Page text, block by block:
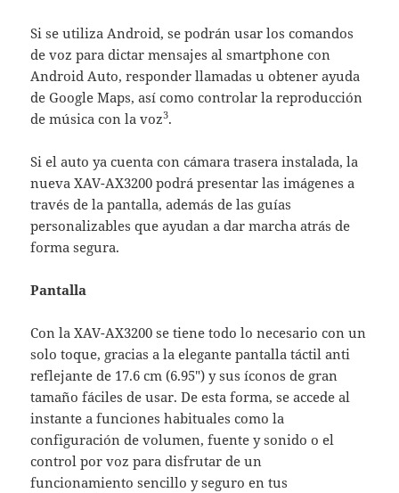
Si se utiliza Android, se podrán usar los comandos
de voz para dictar mensajes al smartphone con
Android Auto, responder llamadas u obtener ayuda
de Google Maps, así como controlar la reproducción
de música con la voz3.
Si el auto ya cuenta con cámara trasera instalada, la
nueva XAV-AX3200 podrá presentar las imágenes a
través de la pantalla, además de las guías
personalizables que ayudan a dar marcha atrás de
forma segura.
Pantalla
Con la XAV-AX3200 se tiene todo lo necesario con un
solo toque, gracias a la elegante pantalla táctil anti
reflejante de 17.6 cm (6.95″) y sus íconos de gran
tamaño fáciles de usar. De esta forma, se accede al
instante a funciones habituales como la
configuración de volumen, fuente y sonido o el
control por voz para disfrutar de un
funcionamiento sencillo y seguro en tus